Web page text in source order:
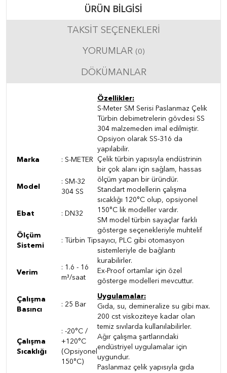
ÜRÜN BILGISI
TAKSIT SEÇENEKLERI
YORUMLAR (0)
DÖKÜMANLAR
Marka : S-METER
Model
: SM-32
304 SS
Ebat : DN32
Ölçüm
Sistemi
: Türbin Tip
Verim
: 1.6 - 16
m³/saat
Çalışma
Basıncı
: 25 Bar
Çalışma
Sıcaklığı
: -20°C /
+120°C
(Opsiyonel
150°C)
Özellikler:
S-Meter SM Serisi Paslanmaz Çelik
Türbin debimetrelerin gövdesi SS
304 malzemeden imal edilmiştir.
Opsiyon olarak SS-316 da
yapılabilir.
Çelik türbin yapısıyla endüstrinin
bir çok alanı için sağlam, hassas
ölçüm yapan bir üründür.
Standart modellerin çalışma
sıcaklığı 120°C olup, opsiyonel
150°C lik modeller vardır.
SM model türbin sayaçlar farklı
gösterge seçenekleriyle muhtelif
sayıcı, PLC gibi otomasyon
sistemleriyle de bağlantı
kurabilirler.
Ex-Proof ortamlar için özel
gösterge modelleri mevcuttur.
Uygulamalar:
Gıda, su, demineralize su gibi max.
200 cst viskoziteye kadar olan
temiz sıvılarda kullanılabilirler.
Ağır çalışma şartlarındaki
endüstriyel uygulamalar için
uygundur.
Paslanmaz çelik yapısıyla gıda